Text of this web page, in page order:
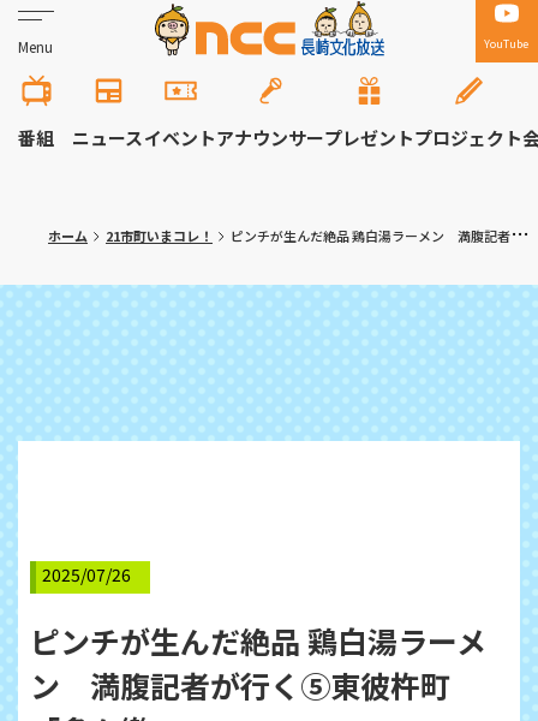
Menu YouTube
番組 ニュースイベントアナウンサープレゼントプロジェクト
ホーム 21市町いまコレ！ ピンチが生んだ絶品 鶏白湯ラーメン 満腹記者が行く⑤東彼杵町「多々樂」
2025/07/26
ピンチが生んだ絶品 鶏白湯ラーメ
ン 満腹記者が行く⑤東彼杵町